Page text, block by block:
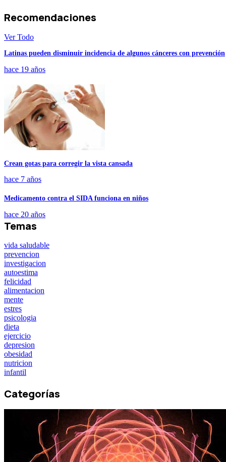
Recomendaciones
Ver Todo
Latinas pueden disminuir incidencia de algunos cánceres con prevención
hace 19 años
Crean gotas para corregir la vista cansada
hace 7 años
Medicamento contra el SIDA funciona en niños
hace 20 años
Temas
vida saludable
prevencion
investigacion
autoestima
felicidad
alimentacion
mente
estres
psicologia
dieta
ejercicio
depresion
obesidad
nutricion
infantil
Categorías